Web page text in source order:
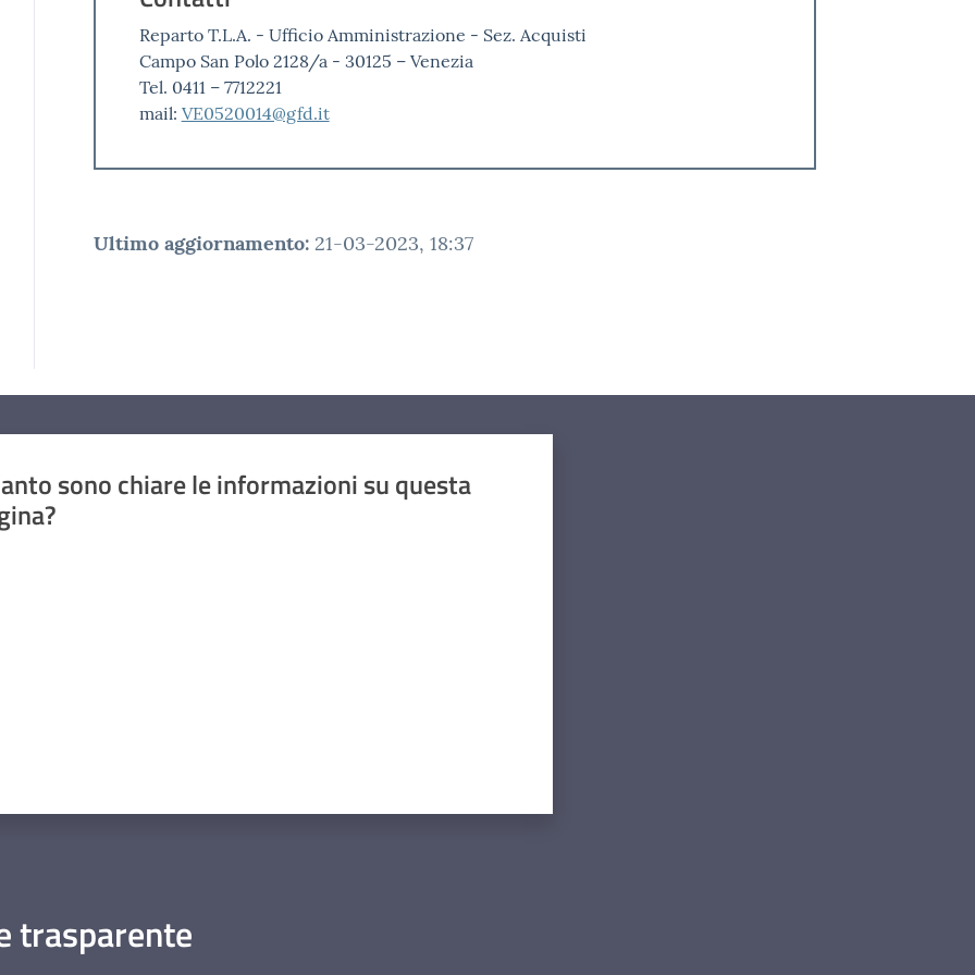
Reparto T.L.A. - Ufficio Amministrazione - Sez. Acquisti
Campo San Polo 2128/a - 30125 – Venezia
Tel. 0411 – 7712221
mail: VE0520014@gfd.it
Ultimo aggiornamento: 21-03-2023, 18:37
sono chiare le informazioni su questa
trasparente